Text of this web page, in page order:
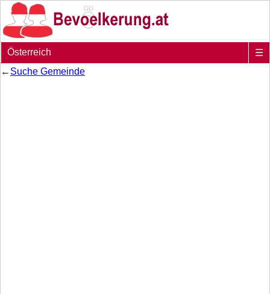
Österreich
☰
← Suche Gemeinde